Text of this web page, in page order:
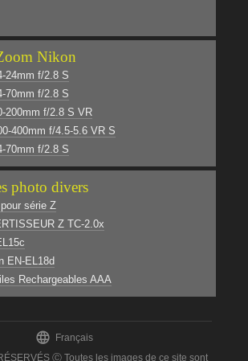
Nikon
24mm f/2.8 S
70mm f/2.8 S
200mm f/2.8 S VR
400mm f/4.5-5.6 VR S
70mm f/2.8 S
photo divers
série Z
Z TC-2.0x
EN-EL18d
Rechargeables AAA
 Français
Ⓒ Toutes les images de ce site sont